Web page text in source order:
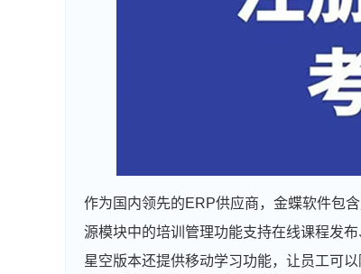
作为国内领先的ERP供应商，金蝶软件包
源模块中的培训管理功能支持在线课程发
星空版本还提供移动学习功能，让员工可以